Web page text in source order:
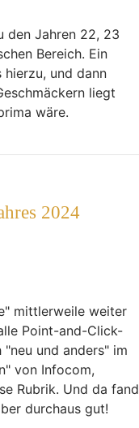
den Jahren 22, 23
Bereich. Ein
und dann
liegt
wäre.
2024
mittlerweile weiter
Point-and-Click-
und anders" im
von Infocom,
Rubrik. Und da fand
durchaus gut!